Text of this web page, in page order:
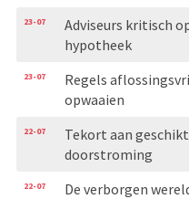
23-07
Adviseurs kritisch
hypotheek
23-07
Regels
opwaaien
22-07
Tekort aan
doorstroming
22-07 De verborgen